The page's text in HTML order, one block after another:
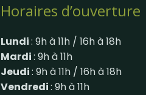
Horaires d’ouverture
Lundi: 9h à 11h / 16h à 18h
Mardi: 9h à 11h
Jeudi: 9h à 11h / 16h à 18h
Vendredi: 9h à 11h